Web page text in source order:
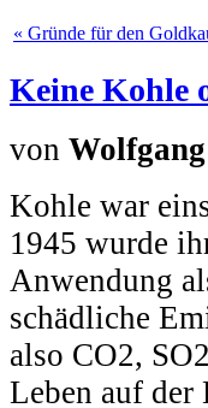
« Gründe für den
Keine Kohle
von
Kohle war
1945 wurde
Anwendung
schädliche
also CO2,
Leben auf der